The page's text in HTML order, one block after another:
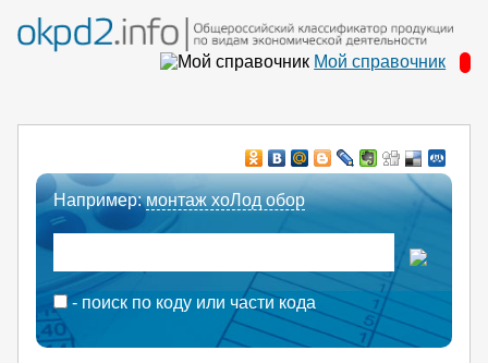
Мой справочник
Например:монтаж хоЛод обор
- поиск по коду или части кода